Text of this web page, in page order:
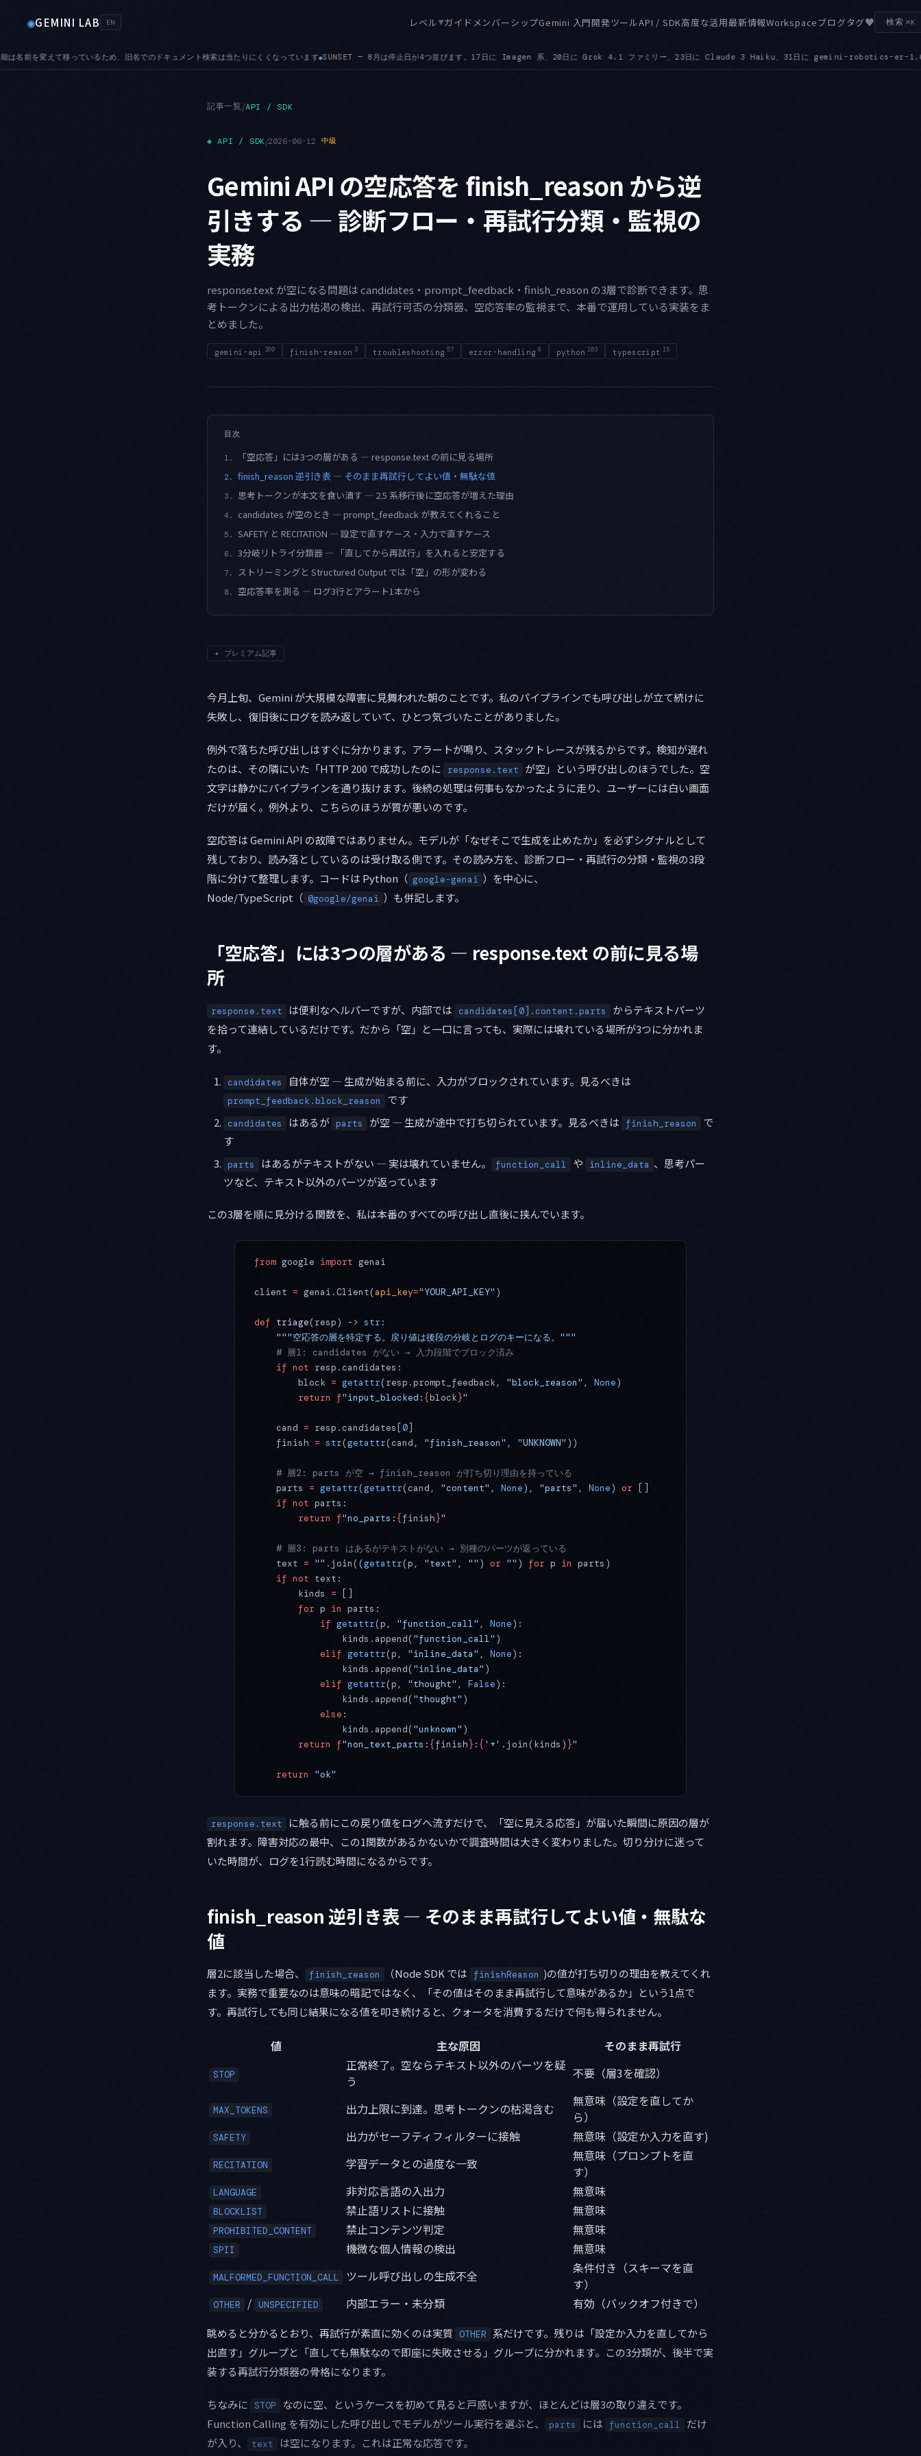
◉GEMINI LAB EN レベル▼ガイド メンバーシップGemini 入門開発ツールAPI / SDK高度な活用最新情報Workspaceブログタグ♥ 検索 ⌘K
くくなっています●SUNSET — 8月は停止日が4つ並びます。17日に Imagen 系、20日に Grok 4.1 ファミリー、23日に Claude 3 Haiku、31日に gemini-robotics-er-1.6-preview です● IMAGE — Imagen 4.0 の GA エンドポイン
記事一覧/API / SDK
◈ API / SDK/2026-06-12 中級
Gemini API の空応答を finish_reason から逆
引きする — 診断フロー・再試行分類・監視の
実務
response.text が空になる問題は candidates・prompt_feedback・finish_reason の3層で診断できます。思
考トークンによる出力枯渇の検出、再試行可否の分類器、空応答率の監視まで、本番で運用している実装をま
とめました。
gemini-api 280 finish-reason 3 troubleshooting 57 error-handling 8 python 103 typescript 15
目次
1. 「空応答」には3つの層がある — response.text の前に見る場所
2. finish_reason 逆引き表 — そのまま再試行してよい値・無駄な値
3. 思考トークンが本文を食い潰す — 2.5 系移行後に空応答が増えた理由
4. candidates が空のとき — prompt_feedback が教えてくれること
5. SAFETY と RECITATION — 設定で直すケース・入力で直すケース
6. 3分岐リトライ分類器 — 「直してから再試行」を入れると安定する
7. ストリーミングと Structured Output では「空」の形が変わる
8. 空応答率を測る — ログ3行とアラート1本から
✦ プレミアム記事
今月上旬、Gemini が大規模な障害に見舞われた朝のことです。私のパイプラインでも呼び出しが立て続けに
失敗し、復旧後にログを読み返していて、ひとつ気づいたことがありました。
例外で落ちた呼び出しはすぐに分かります。アラートが鳴り、スタックトレースが残るからです。検知が遅れ
たのは、その隣にいた「HTTP 200 で成功したのに
response.text
が空」という呼び出しのほうでした。空
文字は静かにパイプラインを通り抜けます。後続の処理は何事もなかったように走り、ユーザーには白い画面
だけが届く。例外より、こちらのほうが質が悪いのです。
空応答は Gemini API の故障ではありません。モデルが「なぜそこで生成を止めたか」を必ずシグナルとして
残しており、読み落としているのは受け取る側です。その読み方を、診断フロー・再試行の分類・監視の3段
階に分けて整理します。コードは Python（ google-genai ）を中心に、
Node/TypeScript（ @google/genai ）も併記します。
「空応答」には3つの層がある — response.text の前に見る場
所
response.text は便利なヘルパーですが、内部では candidates[0].content.parts
からテキストパーツ
を拾って連結しているだけです。だから「空」と一口に言っても、実際には壊れている場所が3つに分かれま
す。
candidates 自体が空 — 生成が始まる前に、入力がブロックされています。見るべきは
prompt_feedback.block_reason です
candidates はあるが parts が空 — 生成が途中で打ち切られています。見るべきは finish_reason
で
す
parts はあるがテキストがない — 実は壊れていません。 function_call や inline_data 、思考パー
ツなど、テキスト以外のパーツが返っています
この3層を順に見分ける関数を、私は本番のすべての呼び出し直後に挟んでいます。
from google import genai
client = genai.Client(api_key="YOUR_API_KEY" )
def triage(resp) -> str :
    """空応答の層を特定する。戻り値は後段の分岐とログのキーになる。"""
    # 層1: candidates がない → 入力段階でブロック済み
    if
not resp.candidates:
        block
= getattr(resp.prompt_feedback, "block_reason" , None)
        return
f"input_blocked: {block}"
    cand
= resp.candidates[0]
    finish
= str(getattr(cand, "finish_reason" , "UNKNOWN" ))
    # 層2: parts が空 → finish_reason が打ち切り理由を持っている
    parts
= getattr(getattr(cand, "content" , None), "parts" , None) or []
    if
not parts:
        return
f"no_parts: {finish}"
    # 層3: parts はあるがテキストがない → 別種のパーツが返っている
    text
= "" .join((getattr(p, "text" , "" ) or "" ) for p in parts)
    if
not text:
        kinds
= []
        for
p in parts:
            if
getattr(p, "function_call" , None):
                kinds.append(
"function_call" )
            elif
getattr(p, "inline_data" , None):
                kinds.append(
"inline_data" )
            elif
getattr(p, "thought" , False):
                kinds.append(
"thought" )
            else
:
                kinds.append(
"unknown" )
        return
f"non_text_parts: {finish} : { '+' .join(kinds) }"
    return
"ok"
response.text
に触る前にこの戻り値をログへ流すだけで、「空に見える応答」が届いた瞬間に原因の層が
割れます。障害対応の最中、この1関数があるかないかで調査時間は大きく変わりました。切り分けに迷って
いた時間が、ログを1行読む時間になるからです。
finish_reason 逆引き表 — そのまま再試行してよい値・無駄な
値
層2に該当した場合、 finish_reason （Node SDK では finishReason )の値が打ち切りの理由を教えてくれ
ます。実務で重要なのは意味の暗記ではなく、「その値はそのまま再試行して意味があるか」という1点で
す。再試行しても同じ結果になる値を叩き続けると、クォータを消費するだけで何も得られません。
値 主な原因 そのまま再試行
STOP
正常終了。空ならテキスト以外のパーツを疑
う
不要（層3を確認）
MAX_TOKENS 出力上限に到達。思考トークンの枯渇含む
無意味（設定を直してか
ら）
SAFETY 出力がセーフティフィルターに接触 無意味（設定か入力を直す)
RECITATION 学習データとの過度な一致
無意味（プロンプトを直
す）
LANGUAGE 非対応言語の入出力 無意味
BLOCKLIST 禁止語リストに接触 無意味
PROHIBITED_CONTENT 禁止コンテンツ判定 無意味
SPII 機微な個人情報の検出 無意味
MALFORMED_FUNCTION_CALL ツール呼び出しの生成不全
条件付き（スキーマを直
す）
OTHER / UNSPECIFIED 内部エラー・未分類 有効（バックオフ付きで）
眺めると分かるとおり、再試行が素直に効くのは実質 OTHER
系だけです。残りは「設定か入力を直してから
出直す」グループと「直しても無駄なので即座に失敗させる」グループに分かれます。この3分類が、後半で実
装する再試行分類器の骨格になります。
ちなみに STOP
なのに空、というケースを初めて見ると戸惑いますが、ほとんどは層3の取り違えです。
Function Calling を有効にした呼び出しでモデルがツール実行を選ぶと、
parts には function_call
だけ
が入り、
text は空になります。これは正常な応答です。